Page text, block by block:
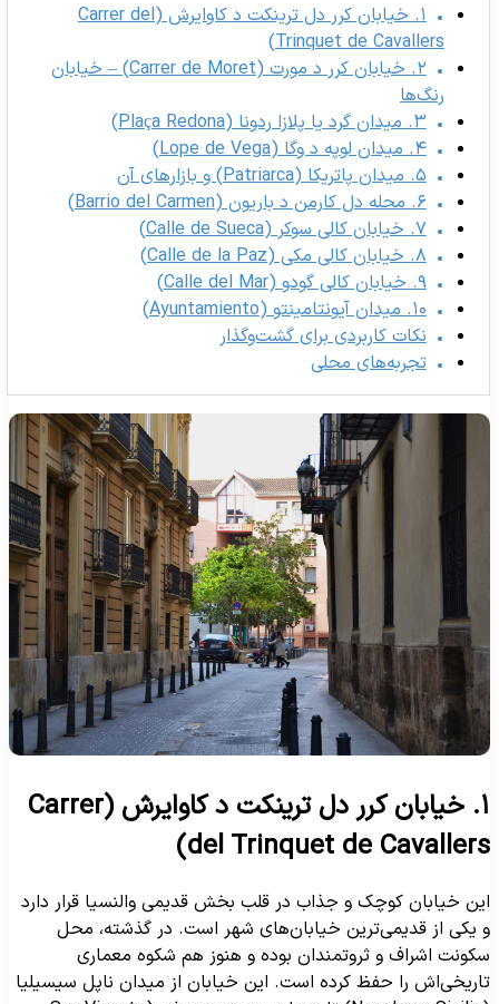
۱. خیابان کرر دل ترینکت د کاوایرش (Carrer del
Trinquet de Cavallers)
۲. خیابان کرر د مورت (Carrer de Moret) – خیابان
رنگ‌ها
۳. میدان گرد یا پلازا ردونا (Plaça Redona)
۴. میدان لوپه د وگا (Lope de Vega)
۵. میدان پاتریکا (Patriarca) و بازارهای آن
۶. محله دل کارمن د باریون (Barrio del Carmen)
۷. خیابان کالی سوکر (Calle de Sueca)
۸. خیابان کالی مکی (Calle de la Paz)
۹. خیابان کالی گودو (Calle del Mar)
۱۰. میدان آیونتامینتو (Ayuntamiento)
نکات کاربردی برای گشت‌وگذار
تجربه‌های محلی
۱. خیابان کرر دل ترینکت د کاوایرش (Carrer
del Trinquet de
خیابان کوچک و جذاب در قلب بخش قدیمی والنسیا قرار دارد
یکی از قدیمی‌ترین خیابان‌های شهر است. در گذشته، محل
اشراف و ثروتمندان بوده و هنوز هم شکوه معماری
را حفظ کرده است. این خیابان از میدان ناپل سیسیلیا